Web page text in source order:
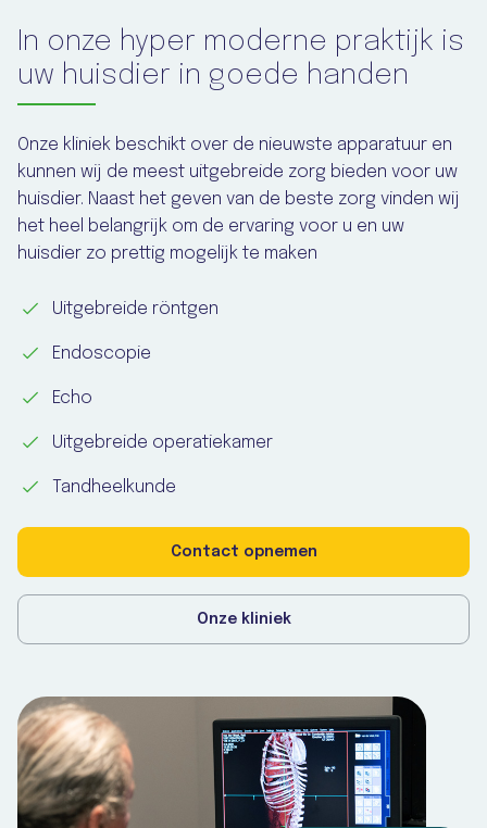
In onze hyper moderne praktijk is
uw huisdier in goede handen
Onze kliniek beschikt over de nieuwste apparatuur en
kunnen wij de meest uitgebreide zorg bieden voor uw
huisdier. Naast het geven van de beste zorg vinden wij
het heel belangrijk om de ervaring voor u en uw
huisdier zo prettig mogelijk te maken
Uitgebreide röntgen
Endoscopie
Echo
Uitgebreide operatiekamer
Tandheelkunde
Contact opnemen
Onze kliniek